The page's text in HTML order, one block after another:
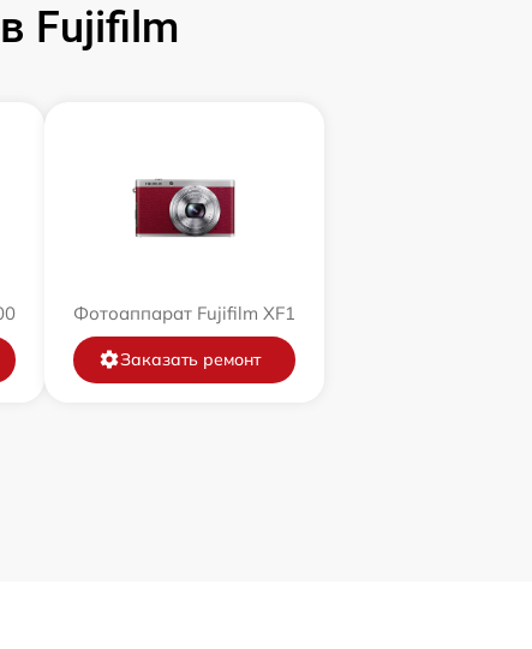
Fujifilm
Фотоаппарат Fujifilm XF1
Заказать ремонт